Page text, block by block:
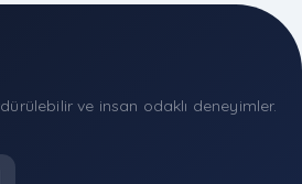
ve insan odaklı deneyimler.